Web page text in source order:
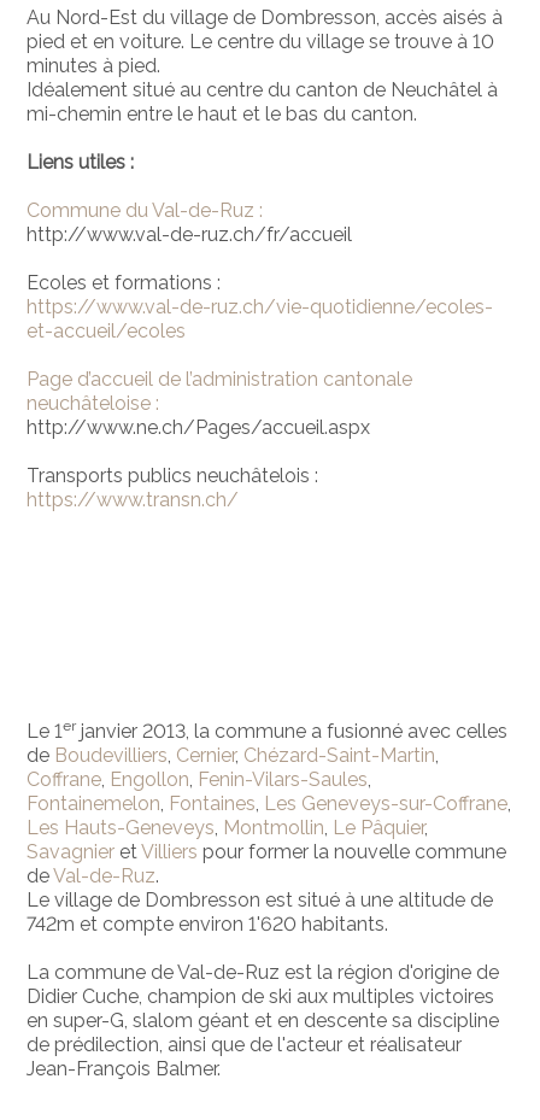
Au Nord-Est du village de Dombresson, accès aisés à
pied et en voiture. Le centre du village se trouve à 10
minutes à pied.
Idéalement situé au centre du canton de Neuchâtel à
mi-chemin entre le haut et le bas du canton.
Liens utiles :
Commune du Val-de-Ruz :
http://www.val-de-ruz.ch/fr/accueil
Ecoles et formations :
https://www.val-de-ruz.ch/vie-quotidienne/ecoles-
et-accueil/ecoles
Page d’accueil de l’administration cantonale
neuchâteloise :
http://www.ne.ch/Pages/accueil.aspx
Transports publics neuchâtelois :
https://www.transn.ch/
Le 1erjanvier 2013, la commune a fusionné avec celles
de Boudevilliers, Cernier, Chézard-Saint-Martin,
Coffrane, Engollon, Fenin-Vilars-Saules,
Fontainemelon, Fontaines, Les Geneveys-sur-Coffrane,
Les Hauts-Geneveys, Montmollin, Le Pâquier,
Savagnier etVilliers pour former la nouvelle commune
deVal-de-Ruz.
Le village de Dombresson est situé à une altitude de
742m et compte environ 1'620 habitants.
La commune de Val-de-Ruz est la région d'origine de
Didier Cuche, champion de ski aux multiples victoires
en super-G, slalom géant et en descente sa discipline
de prédilection, ainsi que de l'acteur et réalisateur
Jean-François Balmer.